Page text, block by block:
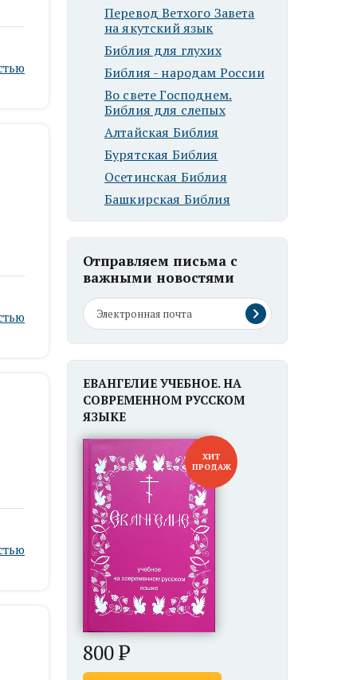
Перевод Ветхого Завета
на якутский язык
Библия для глухих
Библия - народам России
Во свете Господнем.
Библия для слепых
Алтайская Библия
Бурятская Библия
Осетинская Библия
Башкирская Библия
Отправляем письма с
важными новостями
ЕВАНГЕЛИЕ УЧЕБНОЕ. НА
СОВРЕМЕННОМ РУССКОМ
ЯЗЫКЕ
ХИТ
ПРОДАЖ
800